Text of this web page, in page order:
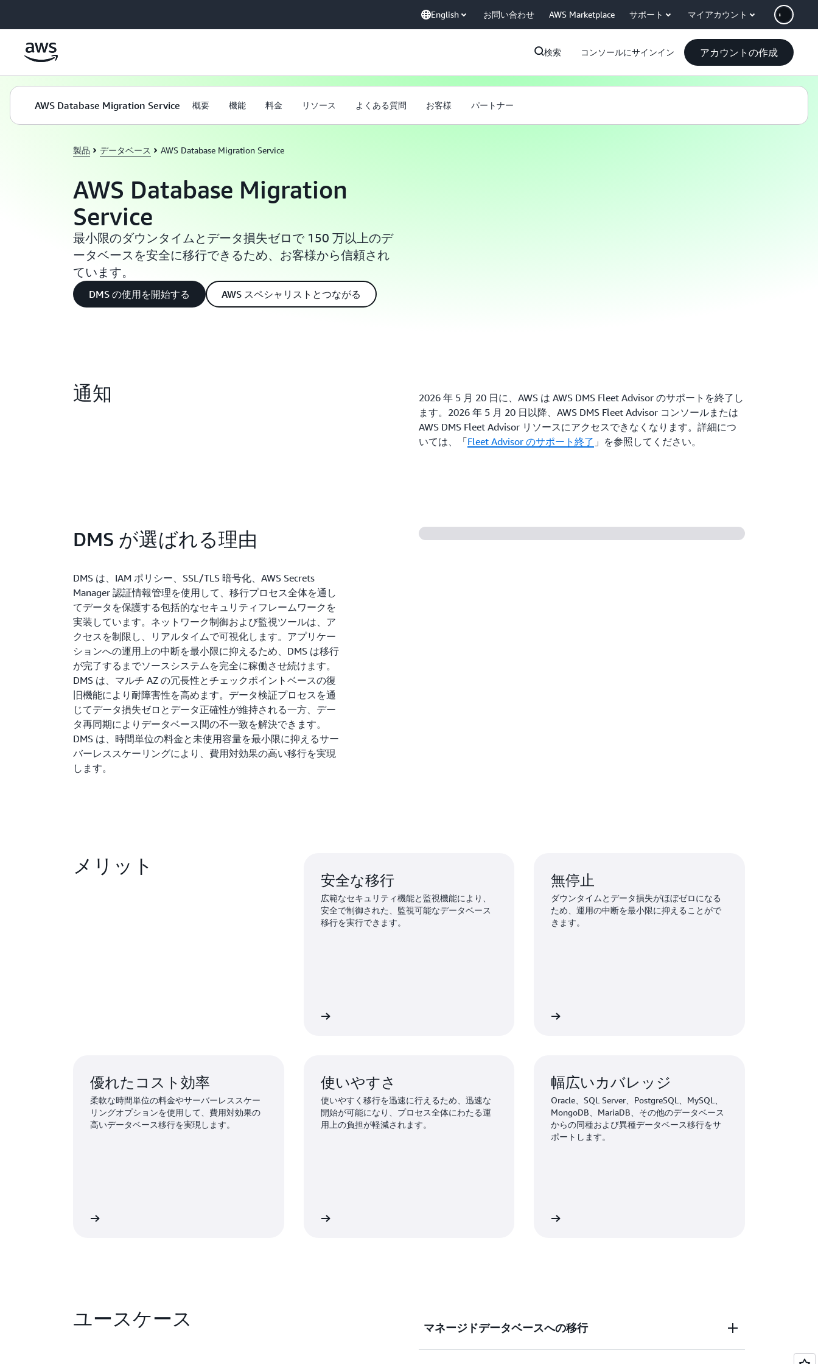
English お問い合わせ AWS Marketplace サポート マイアカウント
検索 コンソールにサインイン アカウントの作成
AWS Database Migration Service 概要 機能 料金 リソース よくある質問 お客様 パートナー
製品 データベース AWS Database Migration Service
AWS Database Migration
Service
最小限のダウンタイムとデータ損失ゼロで 150 万以上のデ
ータベースを安全に移行できるため、お客様から信頼され
ています。
DMS の使用を開始する AWS スペシャリストとつながる
通知
2026 年 5 月 20 日に、AWS は AWS DMS Fleet Advisor のサポートを終了し
ます。2026 年 5 月 20 日以降、AWS DMS Fleet Advisor コンソールまたは
AWS DMS Fleet Advisor リソースにアクセスできなくなります。詳細につ
いては、「Fleet Advisor のサポート終了 」を参照してください。
DMS が選ばれる理由
DMS は、IAM ポリシー、SSL/TLS 暗号化、AWS Secrets
Manager 認証情報管理を使用して、移行プロセス全体を通し
てデータを保護する包括的なセキュリティフレームワークを
実装しています。ネットワーク制御および監視ツールは、ア
クセスを制限し、リアルタイムで可視化します。アプリケー
ションへの運用上の中断を最小限に抑えるため、DMS は移行
が完了するまでソースシステムを完全に稼働させ続けます。
DMS は、マルチ AZ の冗長性とチェックポイントベースの復
旧機能により耐障害性を高めます。データ検証プロセスを通
じてデータ損失ゼロとデータ正確性が維持される一方、デー
タ再同期によりデータベース間の不一致を解決できます。
DMS は、時間単位の料金と未使用容量を最小限に抑えるサー
バーレススケーリングにより、費用対効果の高い移行を実現
します。
メリット
安全な移行
広範なセキュリティ機能と監視機能により、
安全で制御された、監視可能なデータベース
移行を実行できます。
無停止
ダウンタイムとデータ損失がほぼゼロになる
ため、運用の中断を最小限に抑えることがで
きます。
優れたコスト効率
柔軟な時間単位の料金やサーバーレススケー
リングオプションを使用して、費用対効果の
高いデータベース移行を実現します。
使いやすさ
使いやすく移行を迅速に行えるため、迅速な
開始が可能になり、プロセス全体にわたる運
用上の負担が軽減されます。
幅広いカバレッジ
Oracle、SQL Server、PostgreSQL、MySQL、
MongoDB、MariaDB、その他のデータベース
からの同種および異種データベース移行をサ
ポートします。
ユースケース マネージドデータベースへの移行